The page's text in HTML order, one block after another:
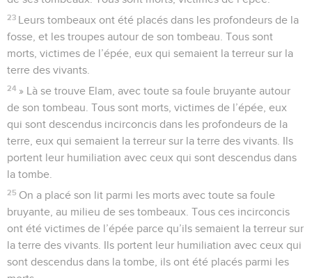
23 Leurs tombeaux ont été placés dans les profondeurs de la
fosse, et les troupes autour de son tombeau. Tous sont
morts, victimes de l’épée, eux qui semaient la terreur sur la
terre des vivants.
24 » Là se trouve Elam, avec toute sa foule bruyante autour
de son tombeau. Tous sont morts, victimes de l’épée, eux
qui sont descendus incirconcis dans les profondeurs de la
terre, eux qui semaient la terreur sur la terre des vivants. Ils
portent leur humiliation avec ceux qui sont descendus dans
la tombe.
25 On a placé son lit parmi les morts avec toute sa foule
bruyante, au milieu de ses tombeaux. Tous ces incirconcis
ont été victimes de l’épée parce qu’ils semaient la terreur sur
la terre des vivants. Ils portent leur humiliation avec ceux qui
sont descendus dans la tombe, ils ont été placés parmi les